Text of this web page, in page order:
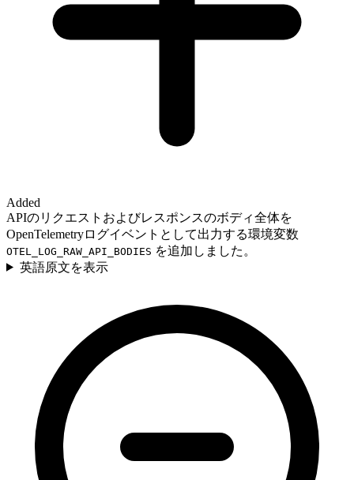
Added
APIのリクエストおよびレスポンスのボディ全体を
OpenTelemetryログイベントとして出力する環境変数
OTEL_LOG_RAW_API_BODIES を追加しました。
英語原文を表示